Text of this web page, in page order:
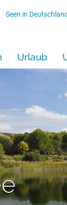
Seen in Deutschland
Urlaub